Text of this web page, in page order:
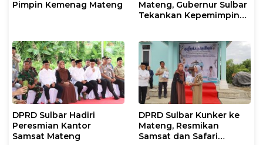
Pimpin Kemenag Mateng
Mateng, Gubernur Sulbar
Tekankan Kepemimpinan
DPRD Sulbar Hadiri
Peresmian Kantor
Samsat Mateng
DPRD Sulbar Kunker ke
Mateng, Resmikan
Samsat dan Safari